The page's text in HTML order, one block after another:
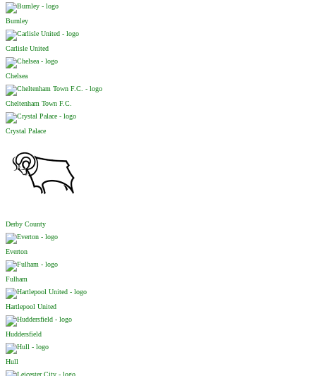
Burnley
Carlisle United
Chelsea
Cheltenham Town F.C.
Crystal Palace
Derby County
Everton
Fulham
Hartlepool United
Huddersfield
Hull